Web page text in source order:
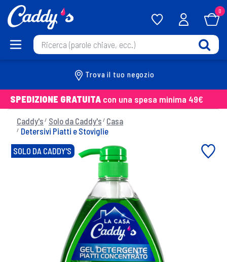
0
Trova il tuo negozio
SPEDIZIONE GRATUITA con una spesa minima 49€
Caddy's Solo da Caddy's Casa
Detersivi Piatti e Stoviglie
SOLO DA CADDY'S